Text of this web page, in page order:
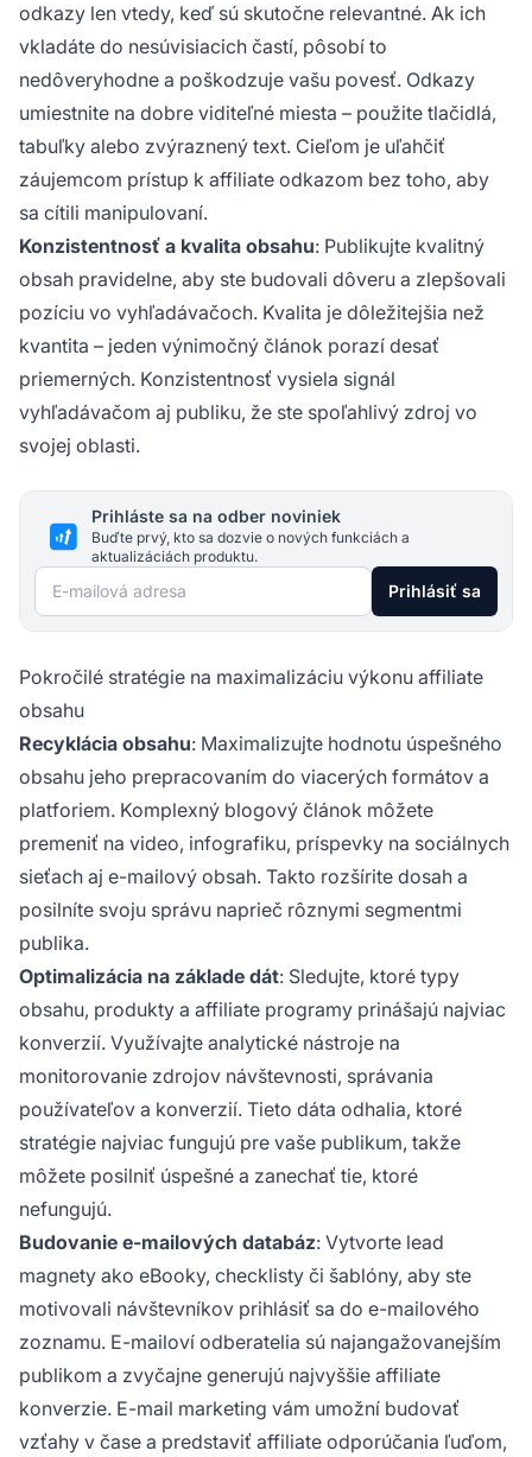
odkazy len vtedy, keď sú skutočne relevantné. Ak ich
vkladáte do nesúvisiacich častí, pôsobí to
nedôveryhodne a poškodzuje vašu povesť. Odkazy
umiestnite na dobre viditeľné miesta – použite tlačidlá,
tabuľky alebo zvýraznený text. Cieľom je uľahčiť
záujemcom prístup k affiliate odkazom bez toho, aby
sa cítili manipulovaní.
Konzistentnosť a kvalita obsahu: Publikujte kvalitný
obsah pravidelne, aby ste budovali dôveru a zlepšovali
pozíciu vo vyhľadávačoch. Kvalita je dôležitejšia než
kvantita – jeden výnimočný článok porazí desať
priemerných. Konzistentnosť vysiela signál
vyhľadávačom aj publiku, že ste spoľahlivý zdroj vo
svojej oblasti.
Prihláste sa na odber noviniek
Buďte prvý, kto sa dozvie o nových funkciách a
aktualizáciách produktu.
E-mailová adresa Prihlásiť sa
Pokročilé stratégie na maximalizáciu výkonu affiliate
obsahu
Recyklácia obsahu: Maximalizujte hodnotu úspešného
obsahu jeho prepracovaním do viacerých formátov a
platforiem. Komplexný blogový článok môžete
premeniť na video, infografiku, príspevky na sociálnych
sieťach aj e-mailový obsah. Takto rozšírite dosah a
posilníte svoju správu naprieč rôznymi segmentmi
publika.
Optimalizácia na základe dát: Sledujte, ktoré typy
obsahu, produkty a affiliate programy prinášajú najviac
konverzií. Využívajte analytické nástroje na
monitorovanie zdrojov návštevnosti, správania
používateľov a konverzií. Tieto dáta odhalia, ktoré
stratégie najviac fungujú pre vaše publikum, takže
môžete posilniť úspešné a zanechať tie, ktoré
nefungujú.
Budovanie e-mailových databáz: Vytvorte lead
magnety ako eBooky, checklisty či šablóny, aby ste
motivovali návštevníkov prihlásiť sa do e-mailového
zoznamu. E-mailoví odberatelia sú najangažovanejším
publikom a zvyčajne generujú najvyššie affiliate
konverzie. E-mail marketing vám umožní budovať
vzťahy v čase a predstaviť affiliate odporúčania ľuďom,